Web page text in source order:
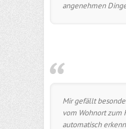
angenehmen
Mir gefällt
vom Wohnort zum
automatisch